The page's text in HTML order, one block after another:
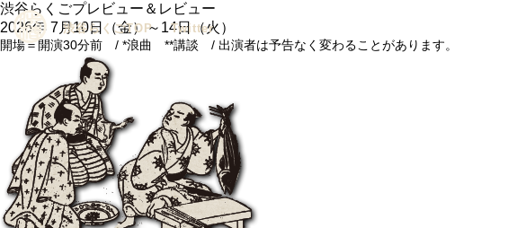
渋谷らくごTOP Twitter
渋谷らくごプレビュー＆レビュー
2026年 7月10日（金）～14日（火）
開場＝開演30分前 / *浪曲 **講談 / 出演者は予告なく変わることがあります。